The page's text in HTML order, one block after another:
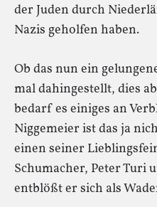
der Juden durch
Nazis geholfen haben.
Ob das nun ein
mal dahingestellt, dies
bedarf es einiges an
Niggemeier ist das ja
einen seiner
Schumacher, Peter Turi
entblößt er sich als